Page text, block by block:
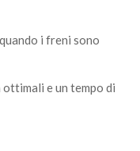
i freni sono
e un tempo di